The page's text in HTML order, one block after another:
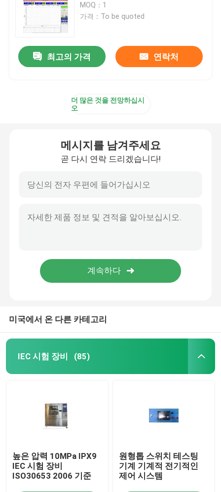
제품
우리에 대하여
MOQ：1
가격：To be quoted
최고의 가격 연락처
더 많은 것을 전망하십시
오
메시지를 남겨주세요
곧 다시 연락 드리겠습니다!
미국에서 온 다른 카테고리
IEC 시험 장비 (85)
높은 압력 10MPa IPX9
IEC 시험 장비
ISO30653 2006 기준
원형톱 스위치 테스팅
기계 기계적 전기적인
제어 시스템